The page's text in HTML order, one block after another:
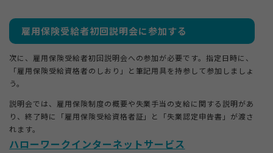
雇用保険受給者初回説明会に参加する
次に、雇用保険受給者初回説明会への参加が必要です。指定日時に、
「雇用保険受給資格者のしおり」と筆記用具を持参して参加しましょ
う。
説明会では、雇用保険制度の概要や失業手当の支給に関する説明があ
り、終了時に「雇用保険受給資格者証」と「失業認定申告書」が渡さ
れます。
ハローワークインターネットサービス